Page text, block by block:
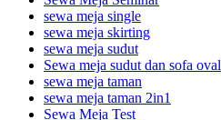
sewa meja single
sewa meja skirting
sewa meja sudut
Sewa meja sudut dan sofa oval
sewa meja taman
sewa meja taman 2in1
Sewa Meja Test